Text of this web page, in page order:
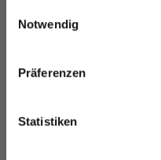
Notwendig
Präferenzen
StatistikenDROPS BELLE
und erhalte